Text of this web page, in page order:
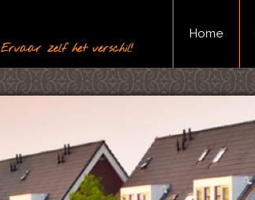
Ervaar zelf het verschil!
Home